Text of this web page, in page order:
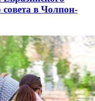
совета в Чолпон-